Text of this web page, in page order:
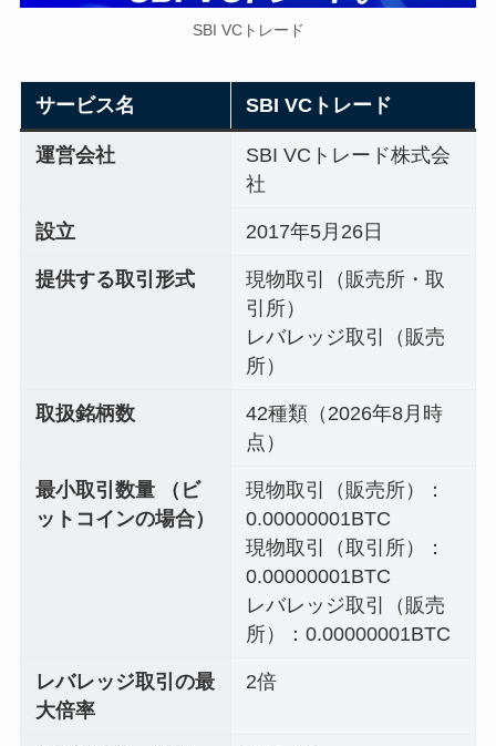
SBI VCトレード
サービス名 SBI VCトレード
運営会社
SBI VCトレード株式会
社
設立 2017年5月26日
提供する取引形式
現物取引（販売所・取
引所）
レバレッジ取引（販売
所）
取扱銘柄数
42種類（2026年8月時
点）
最小取引数量 （ビ
ットコインの場合）
現物取引（販売所）：
0.00000001BTC
現物取引（取引所）：
0.00000001BTC
レバレッジ取引（販売
所）：0.00000001BTC
レバレッジ取引の最
大倍率
2倍